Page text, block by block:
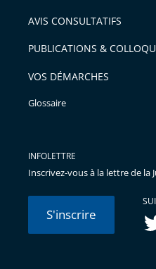
avant
AVIS CONSULTATIFS
PUBLICATIONS &
VOS DÉMARCHES
Glossaire
INFOLETTRE
Inscrivez-vous à la lettre de la
S'inscrire